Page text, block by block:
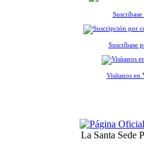
Suscríbase
Suscríbase
Visítanos en
La Santa Sede